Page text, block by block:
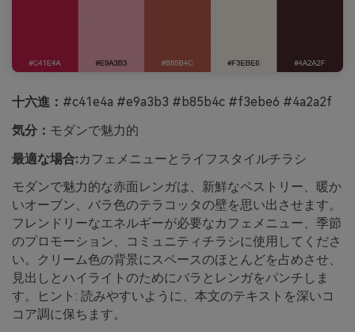
十六進： #c41e4a #e9a3b3 #b85b4c #f3ebe6 #4a2a2f
気分： モダンで魅力的
最適な場合:カフェメニューとライフスタイルチラシ
モダンで魅力的な赤面レンガは、新鮮なペストリー、暖か
いオーブン、バラ色のテラコッタの壁を思い出させます。
フレンドリーなエネルギーが必要なカフェメニュー、季節
のプロモーション、コミュニティチラシに使用してくださ
い。クリーム色の背景にスペースのほとんどを占めさせ、
見出しとハイライトのためにバラとレンガをパンチしま
す。ヒント: 読みやすいように、本文のテキストを深いコ
コア調に保ちます。